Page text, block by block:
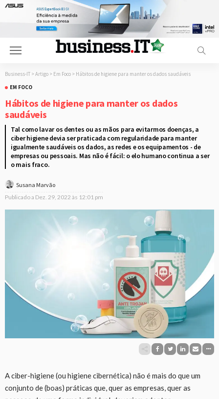
Business-IT > Artigo > Em Foco > Hábitos de higiene para manter os dados saudáveis
EM FOCO
Hábitos de higiene para manter os dados
saudáveis
Tal como lavar os dentes ou as mãos para evitarmos doenças, a
ciber higiene devia ser praticada com regularidade para manter
igualmente saudáveis os dados, as redes e os equipamentos - de
empresas ou pessoais. Mas não é fácil: o elo humano continua a ser
o mais fraco.
Susana Marvão
Publicado a Dez. 29, 2022 às 12:01 pm
A ciber-higiene (ou higiene cibernética) não é mais do que um
conjunto de (boas) práticas que, quer as empresas, quer as